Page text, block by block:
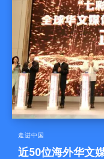
走进中国
近50位海外华文